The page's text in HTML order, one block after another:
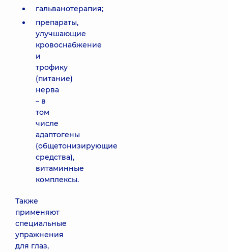
гальванотерапия;
препараты,
улучшающие
кровоснабжение
и
трофику
(питание)
нерва
– в
том
числе
адаптогены
(общетонизирующие
средства),
витаминные
комплексы.
Также
применяют
специальные
упражнения
для глаз,